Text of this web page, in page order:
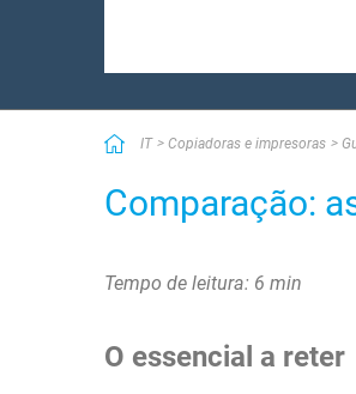
IT Copiadoras e impresoras
Comparação:
Tempo de leitura: 6 min
O essencial a reter